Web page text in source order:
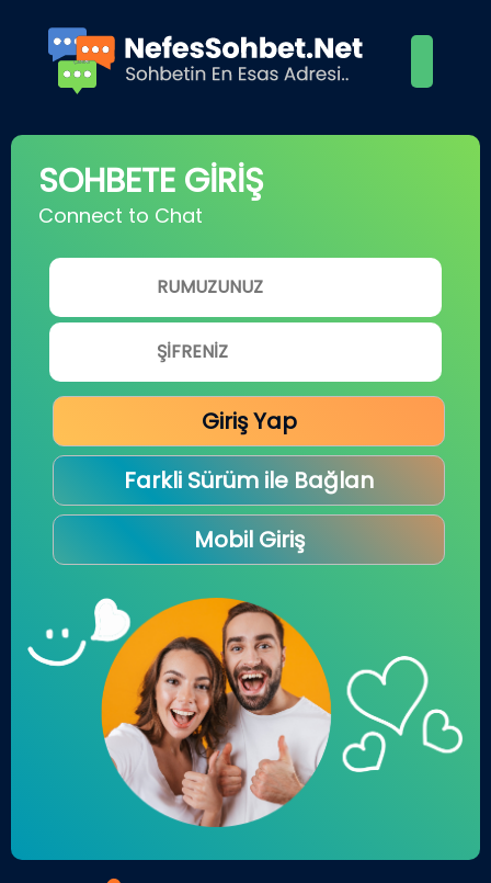
SOHBETE GİRİŞ
Connect to Chat
Giriş Yap
Farkli Sürüm ile Bağlan
Mobil Giriş